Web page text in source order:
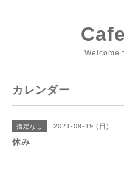
Welcome
カレンダー
指定なし 2021-09-19 (日)
休み